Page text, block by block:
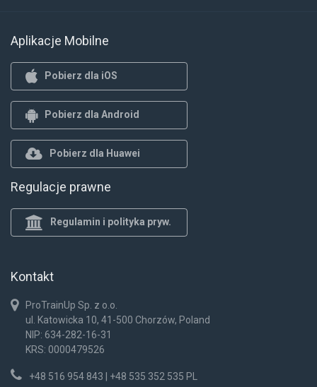
Aplikacje Mobilne
Pobierz dla iOS
Pobierz dla Android
Pobierz dla Huawei
Regulacje prawne
Regulamin i polityka pryw.
Kontakt
ProTrainUp Sp. z o.o.
ul. Katowicka 10, 41-500 Chorzów, Poland
NIP: 634-282-16-31
KRS: 0000479526
+48 516 954 843 | +48 535 352 535 PL